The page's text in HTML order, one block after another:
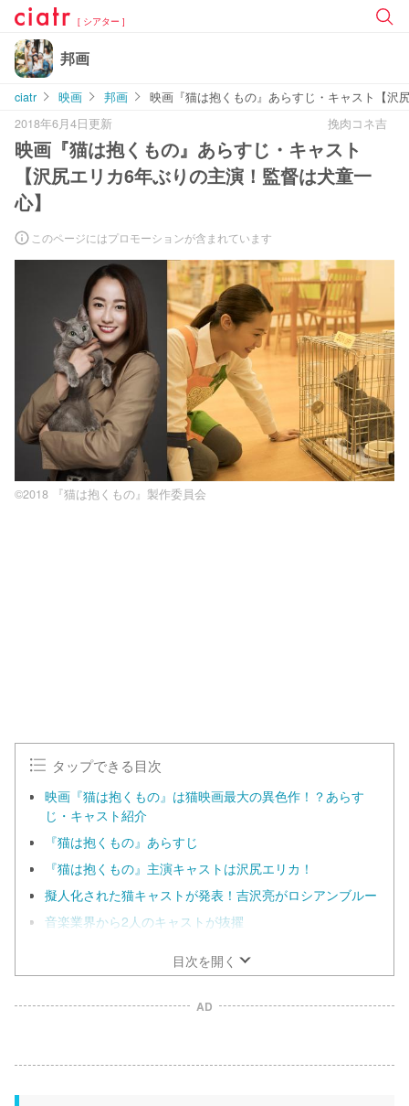
[ シアター ]
邦画
ciatr 映画 邦画
映画『猫は抱くもの』あらすじ・キャスト【沢
2018年6月4日更新
挽肉コネ吉
映画『猫は抱くもの』あらすじ・キャスト
【沢尻エリカ6年ぶりの主演！監督は犬童一
心】
このページにはプロモーションが含まれています
©2018 『猫は抱くもの』製作委員会
タップできる目次
映画『猫は抱くもの』は猫映画最大の異色作！？あらす
じ・キャスト紹介
『猫は抱くもの』あらすじ
『猫は抱くもの』主演キャストは沢尻エリカ！
擬人化された猫キャストが発表！吉沢亮がロシアンブルー
音楽業界から2人のキャストが抜擢
目次を開く
AD